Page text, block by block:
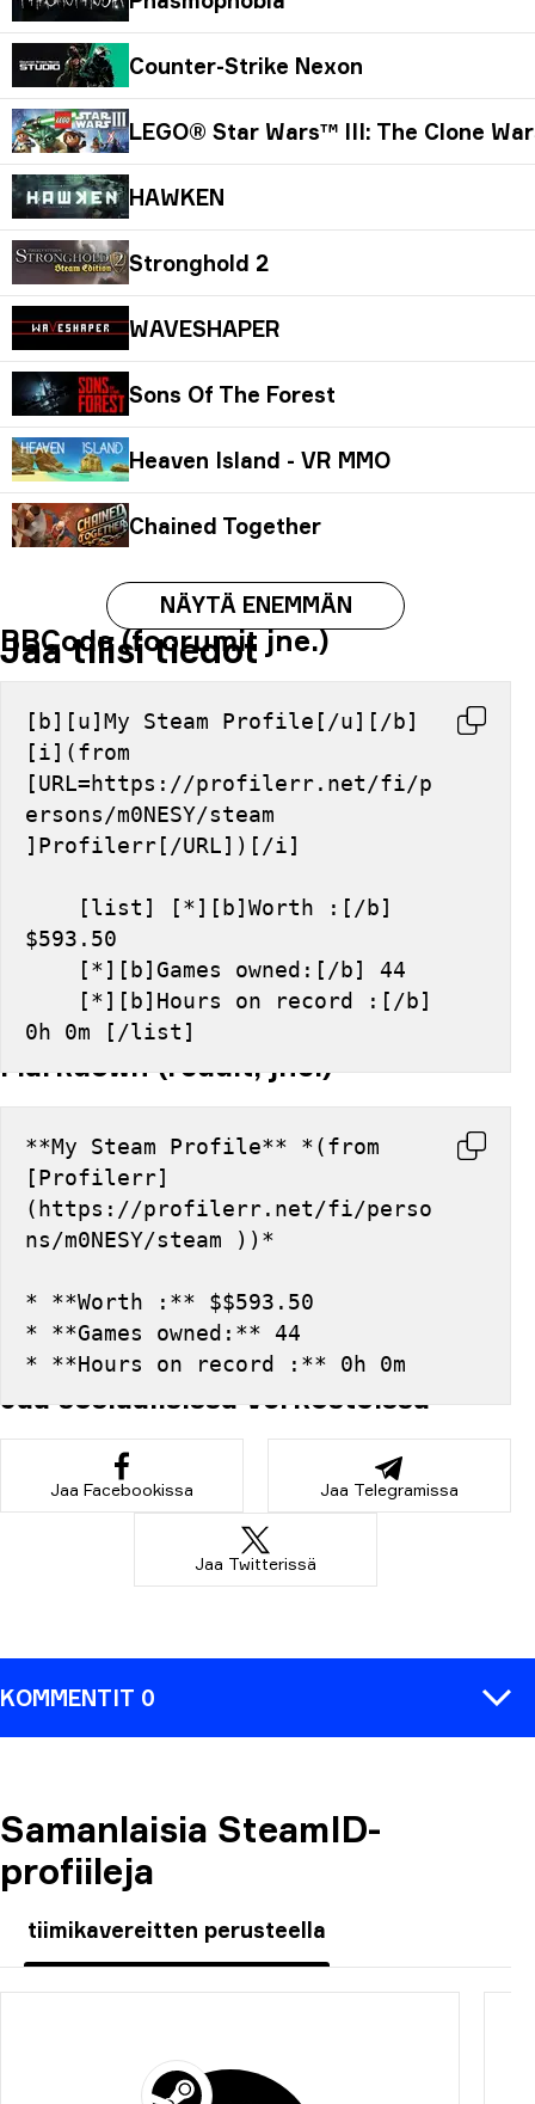
Counter-Strike Nexon
LEGO® Star Wars™ III: The Clone
HAWKEN
Stronghold 2
WAVESHAPER
Sons Of The Forest
Heaven Island - VR MMO
Chained Together
NÄYTÄ ENEMMÄN
Jaa tilisi tiedot
BBCode (foorumit jne.)
[b][u]My Steam Profile[/u][/b]
[i](from
[URL=https://profilerr.net/fi/p
ersons/m0NESY/steam
]Profilerr[/URL])[/i]
$593.50
    [*][b]Games owned:[/b] 44
0h 0m [/list]
Markdown (reddit, jne.)
**My Steam Profile** *(from
[Profilerr]
(https://profilerr.net/fi/perso
ns/m0NESY/steam ))*
* **Worth :** $$593.50
* **Games owned:** 44
* **Hours on record :** 0h 0m
Jaa sosiaalisissa verkostoissa
Jaa Facebookissa Jaa Telegramissa
Jaa Twitterissä
KOMMENTIT 0
KOMMENTTI
Samanlaisia SteamID-
profiileja
tiimikavereitten perusteella